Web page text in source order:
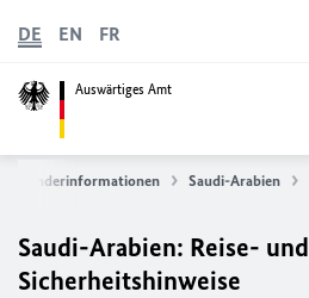
Auswärtiges Amt
DE EN FR
Länderinformationen Saudi-Arabien
Saudi-Arabien: Reise- und
Sicherheitshinweise